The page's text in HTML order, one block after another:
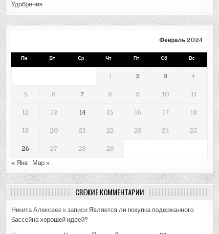
Удобрения
Февраль 2024
Пн Вт Ср Чт Пт Сб Вс
1 2 3 4
5 6 7 8 9 10 11
12 13 14 15 16 17 18
19 20 21 22 23 24 25
26 27 28
29
« Янв
Мар »
СВЕЖИЕ КОММЕНТАРИИ
Никита Алексеев к записиЯвляется ли покупка подержанного
бассейна хорошей идеей?